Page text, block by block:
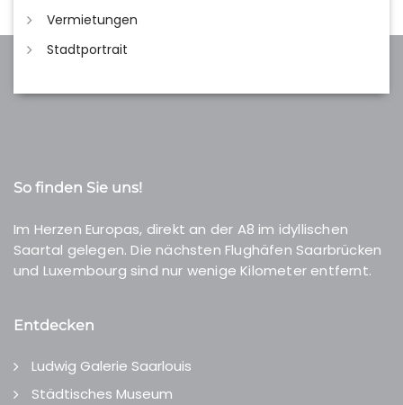
Vermietungen
Stadtportrait
So finden Sie uns!
Im Herzen Europas, direkt an der A8 im idyllischen
Saartal gelegen. Die nächsten Flughäfen Saarbrücken
und Luxembourg sind nur wenige Kilometer entfernt.
Entdecken
Ludwig Galerie Saarlouis
Städtisches Museum